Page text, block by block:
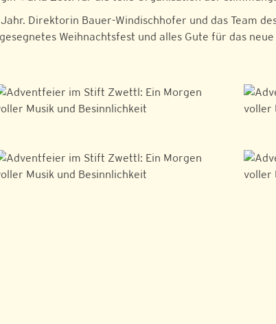
Direktorin Bauer-Windischhofer und das Team
Weihnachtsfest und alles Gute für das